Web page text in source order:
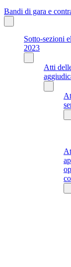
Bandi di gara e
Sotto-sezioni
2023
Atti